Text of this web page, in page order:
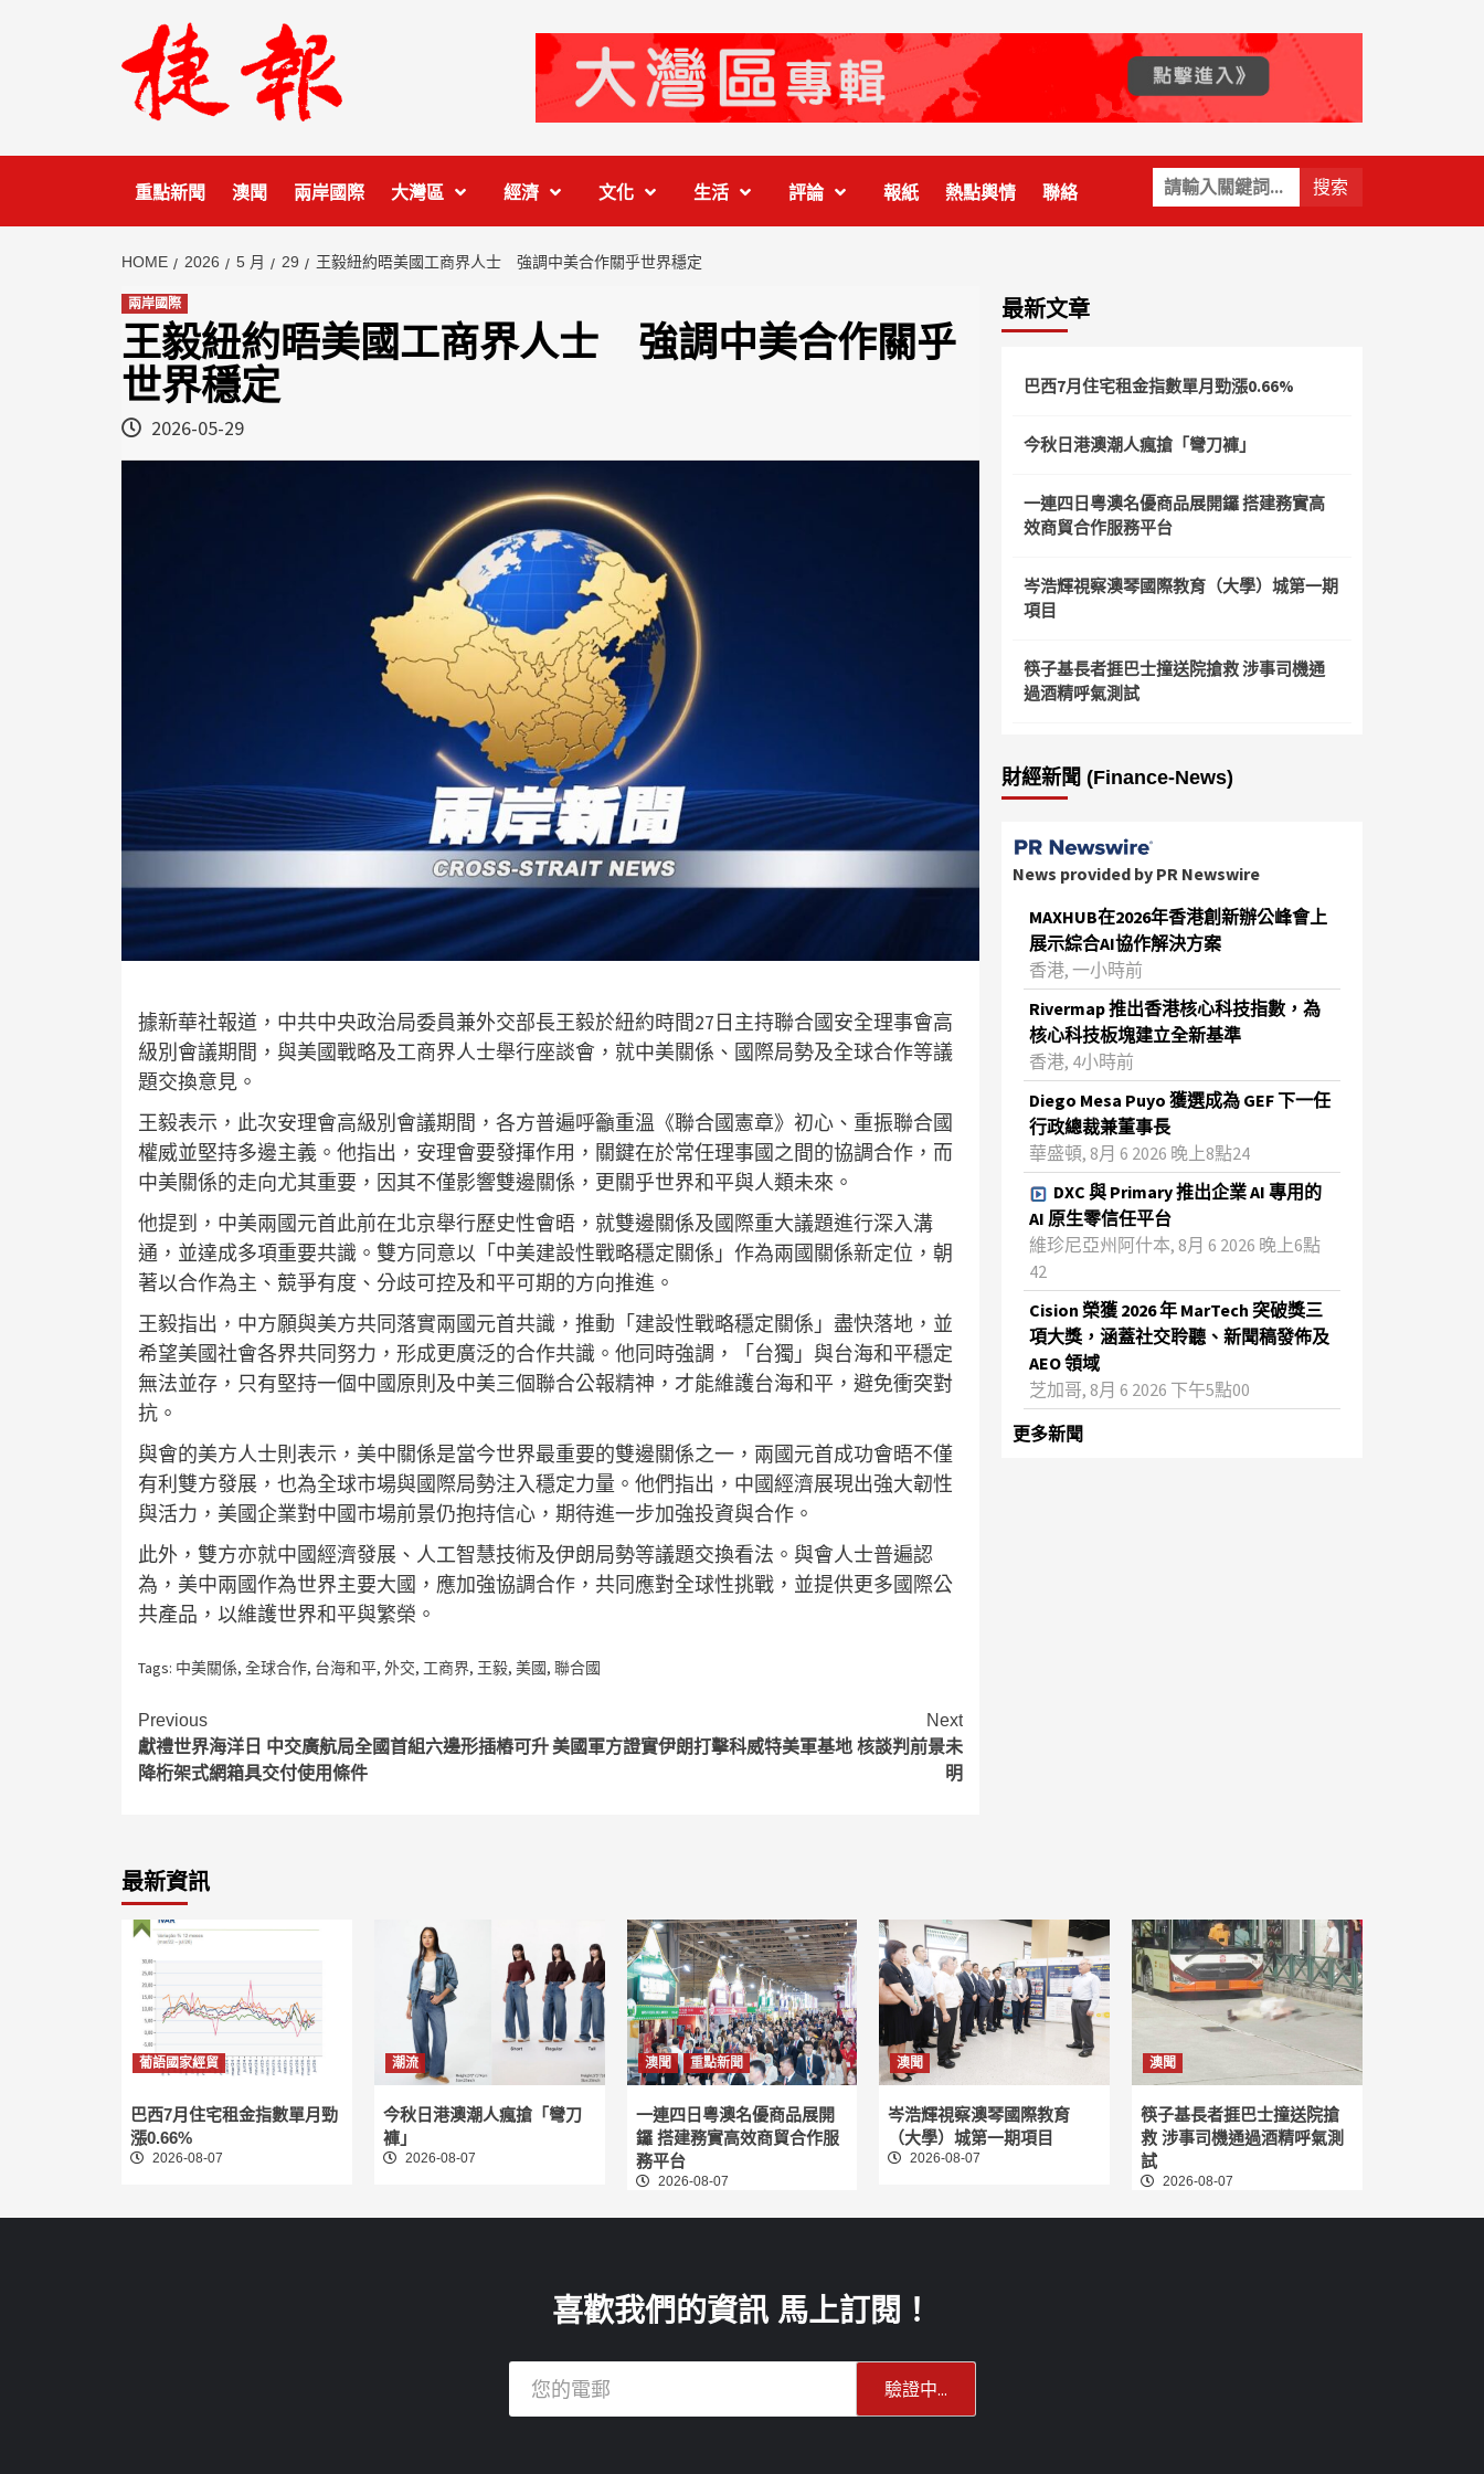
關
鍵
字:
重點新聞 澳聞 兩岸國際 大灣區 經濟 文化 生活 評論 報紙 熱點輿情 聯絡
HOME 2026 5 月 29 王毅紐約晤美國工商界人士 強調中美合作關乎世界穩定
兩岸國際
王毅紐約晤美國工商界人士 強調中美合作關乎
世界穩定
2026-05-29
據新華社報道，中共中央政治局委員兼外交部長王毅於紐約時間27日主持聯合國安全理事會高
級別會議期間，與美國戰略及工商界人士舉行座談會，就中美關係、國際局勢及全球合作等議
題交換意見。
王毅表示，此次安理會高級別會議期間，各方普遍呼籲重溫《聯合國憲章》初心、重振聯合國
權威並堅持多邊主義。他指出，安理會要發揮作用，關鍵在於常任理事國之間的協調合作，而
中美關係的走向尤其重要，因其不僅影響雙邊關係，更關乎世界和平與人類未來。
他提到，中美兩國元首此前在北京舉行歷史性會晤，就雙邊關係及國際重大議題進行深入溝
通，並達成多項重要共識。雙方同意以「中美建設性戰略穩定關係」作為兩國關係新定位，朝
著以合作為主、競爭有度、分歧可控及和平可期的方向推進。
王毅指出，中方願與美方共同落實兩國元首共識，推動「建設性戰略穩定關係」盡快落地，並
希望美國社會各界共同努力，形成更廣泛的合作共識。他同時強調，「台獨」與台海和平穩定
無法並存，只有堅持一個中國原則及中美三個聯合公報精神，才能維護台海和平，避免衝突對
抗。
與會的美方人士則表示，美中關係是當今世界最重要的雙邊關係之一，兩國元首成功會晤不僅
有利雙方發展，也為全球市場與國際局勢注入穩定力量。他們指出，中國經濟展現出強大韌性
與活力，美國企業對中國市場前景仍抱持信心，期待進一步加強投資與合作。
此外，雙方亦就中國經濟發展、人工智慧技術及伊朗局勢等議題交換看法。與會人士普遍認
為，美中兩國作為世界主要大國，應加強協調合作，共同應對全球性挑戰，並提供更多國際公
共產品，以維護世界和平與繁榮。
Tags: 中美關係, 全球合作, 台海和平, 外交, 工商界, 王毅, 美國, 聯合國
Continue
Reading
Previous
獻禮世界海洋日 中交廣航局全國首組六邊形插樁可升
降桁架式網箱具交付使用條件
Next
美國軍方證實伊朗打擊科威特美軍基地 核談判前景未
明
最新文章
巴西7月住宅租金指數單月勁漲0.66%
今秋日港澳潮人瘋搶「彎刀褲」
一連四日粵澳名優商品展開鑼 搭建務實高
效商貿合作服務平台
岑浩輝視察澳琴國際教育（大學）城第一期
項目
筷子基長者捱巴士撞送院搶救 涉事司機通
過酒精呼氣測試
財經新聞 (Finance-News)
News provided by PR Newswire
MAXHUB在2026年香港創新辦公峰會上
展示綜合AI協作解決方案
香港, 一小時前
Rivermap 推出香港核心科技指數，為
核心科技板塊建立全新基準
香港, 4小時前
Diego Mesa Puyo 獲選成為 GEF 下一任
行政總裁兼董事長
華盛頓, 8月 6 2026 晚上8點24
DXC 與 Primary 推出企業 AI 專用的
AI 原生零信任平台
維珍尼亞州阿什本, 8月 6 2026 晚上6點
42
Cision 榮獲 2026 年 MarTech 突破獎三
項大獎，涵蓋社交聆聽、新聞稿發佈及
AEO 領域
芝加哥, 8月 6 2026 下午5點00
更多新聞
最新資訊
葡語國家經貿
巴西7月住宅租金指數單月勁
漲0.66%
2026-08-07
潮流
今秋日港澳潮人瘋搶「彎刀
褲」
2026-08-07
澳聞 重點新聞
一連四日粵澳名優商品展開
鑼 搭建務實高效商貿合作服
務平台
2026-08-07
澳聞
岑浩輝視察澳琴國際教育
（大學）城第一期項目
2026-08-07
澳聞
筷子基長者捱巴士撞送院搶
救 涉事司機通過酒精呼氣測
試
2026-08-07
喜歡我們的資訊 馬上訂閱！